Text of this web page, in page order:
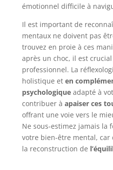
émotionnel difficile à
Il est important de
mentaux ne doivent pas
trouvez en proie à ces
après un choc, il est
professionnel. La
holistique et en
psychologiqueadapté à
contribuer à apaiser ces
offrant une voie vers le
Ne sous-estimez jamais la
votre bien-être mental, car
la reconstruction de